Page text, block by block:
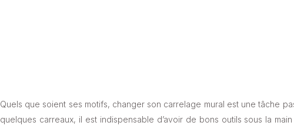
Quels que soient ses motifs, changer son carrelage mural est une tâche
quelques carreaux, il est indispensable d’avoir de bons outils sous la